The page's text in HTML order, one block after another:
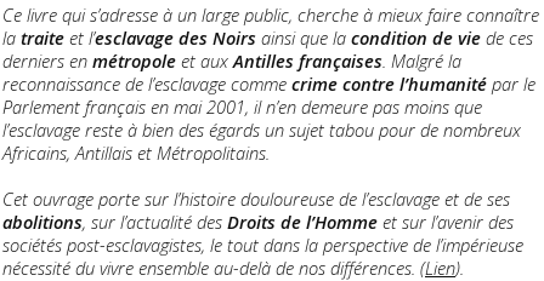
Ce livre qui s’adresse à un large public, cherche à mieux faire connaître
la traite et l’esclavage des Noirs ainsi que la condition de vie de ces
derniers en métropole et aux Antilles françaises . Malgré la
reconnaissance de l’esclavage comme crime contre l’humanité par le
Parlement français en mai 2001, il n’en demeure pas moins que
l’esclavage reste à bien des égards un sujet tabou pour de nombreux
Africains, Antillais et Métropolitains.
Cet ouvrage porte sur l’histoire douloureuse de l’esclavage et de ses
abolitions, sur l’actualité des Droits de l’Homme et sur l’avenir des
sociétés post-esclavagistes, le tout dans la perspective de l’impérieuse
nécessité du vivre ensemble au-delà de nos différences. (Lien).